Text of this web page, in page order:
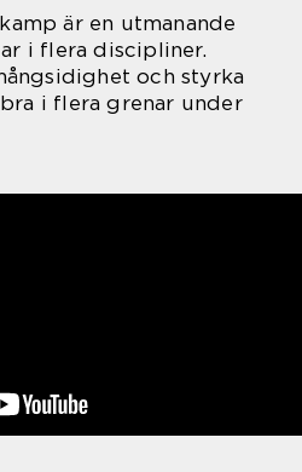
är en utmanande
i flera discipliner.
och styrka
i flera grenar under